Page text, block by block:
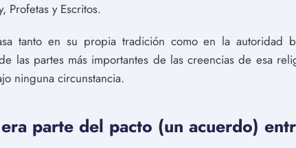
Profetas y Escritos.
tanto en su propia tradición como en la autoridad
las partes más importantes de las creencias de esa
ninguna circunstancia.
parte del pacto (un acuerdo)